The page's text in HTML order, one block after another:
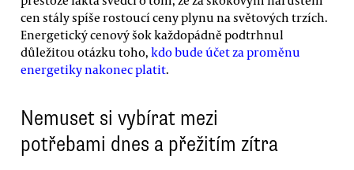
cen stály spíše rostoucí ceny plynu na světových trzích.
Energetický cenový šok každopádně podtrhnul
důležitou otázku toho, kdo bude účet za proměnu
energetiky nakonec platit.
Nemuset si vybírat mezi
potřebami dnes a přežitím zítra